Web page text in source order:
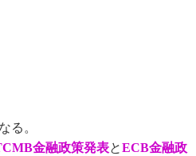
る。
金融政策発表とECB金融政